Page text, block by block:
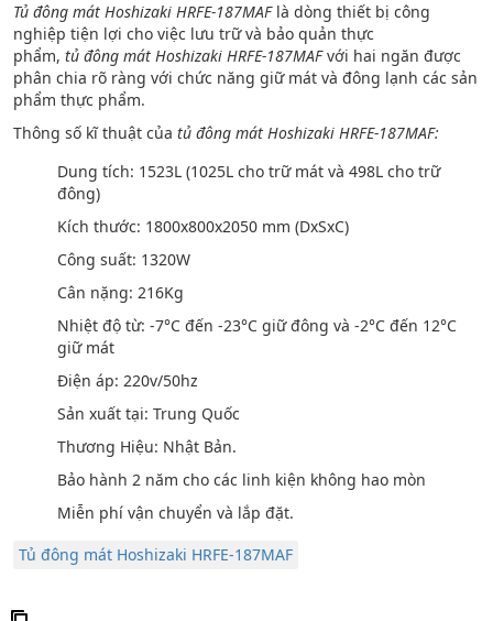
Tủ đông mát Hoshizaki HRFE-187MAF là dòng thiết bị công
nghiệp tiện lợi cho việc lưu trữ và bảo quản thực
phẩm, tủđông mát Hoshizaki HRFE-187MAFvới hai ngăn được
phân chia rõ ràng với chức năng giữ mát và đông lạnh các sản
phẩm thực phẩm.
Thông số kĩ thuật của tủ đông mát Hoshizaki HRFE-187MAF:
Dung tích: 1523L (1025L cho trữ mát và 498L cho trữ
đông)
Kích thước: 1800x800x2050 mm (DxSxC)
Công suất: 1320W
Cân nặng: 216Kg
Nhiệt độ từ: -7°C đến -23°C giữ đông và -2°C đến 12°C
giữ mát
Điện áp: 220v/50hz
Sản xuất tại: Trung Quốc
Thương Hiệu: Nhật Bản.
Bảo hành 2 năm cho các linh kiện không hao mòn
Miễn phí vận chuyển và lắp đặt.
Tủ đông mát Hoshizaki HRFE-187MAF